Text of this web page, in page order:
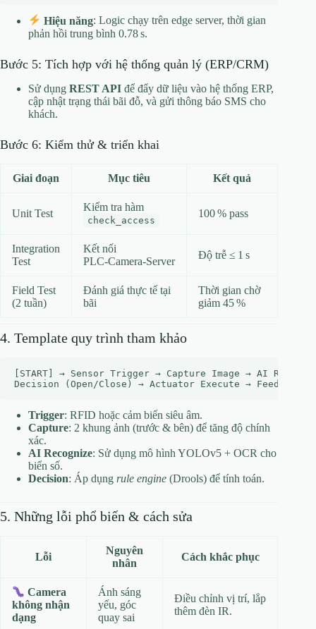
Hiệu năng: Logic chạy trên edge server, thời gian
phản hồi trung bình 0.78 s.
Bước 5: Tích hợp với hệ thống quản lý (ERP/CRM)
Sử dụng REST API để đẩy dữ liệu vào hệ thống ERP,
cập nhật trạng thái bãi đỗ, và gửi thông báo SMS cho
khách.
Bước 6: Kiểm thử & triển khai
Giai đoạn Mục tiêu Kết quả
Unit Test
Kiểm tra hàm
check_access
100 % pass
Integration
Test
Kết nối
PLC‑Camera‑Server
Độ trễ ≤ 1 s
Field Test
(2 tuần)
Đánh giá thực tế tại
bãi
Thời gian chờ
giảm 45 %
4. Template quy trình tham khảo
[START] → Sensor Trigger → Capture Image → AI
Trigger: RFID hoặc cảm biến siêu âm.
Capture: 2 khung ảnh (trước & bên) để tăng độ chính
xác.
AI Recognize: Sử dụng mô hình YOLOv5 + OCR cho
biển số.
Decision: Áp dụng rule engine (Drools) để tính toán.
5. Những lỗi phổ biến & cách sửa
Lỗi
Nguyên
nhân
Cách khắc phục
Camera
không nhận
dạng
Ánh sáng
yếu, góc
quay sai
Điều chỉnh vị trí, lắp
thêm đèn IR.